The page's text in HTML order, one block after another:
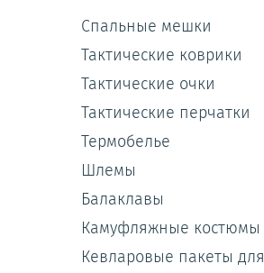
Спальные мешки
Тактические коврики
Тактические очки
Тактические перчатки
Термобелье
Шлемы
Балаклавы
Камуфляжные костюмы
Кевларовые пакеты для